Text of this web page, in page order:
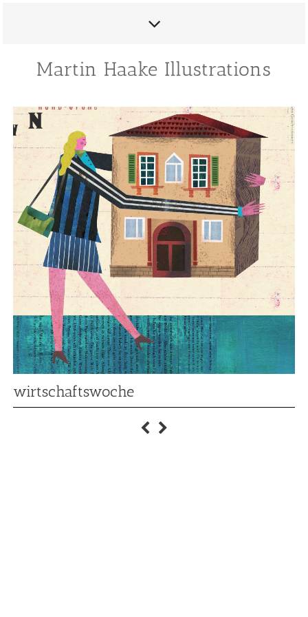
Martin Haake Illustrations
wirtschaftswoche